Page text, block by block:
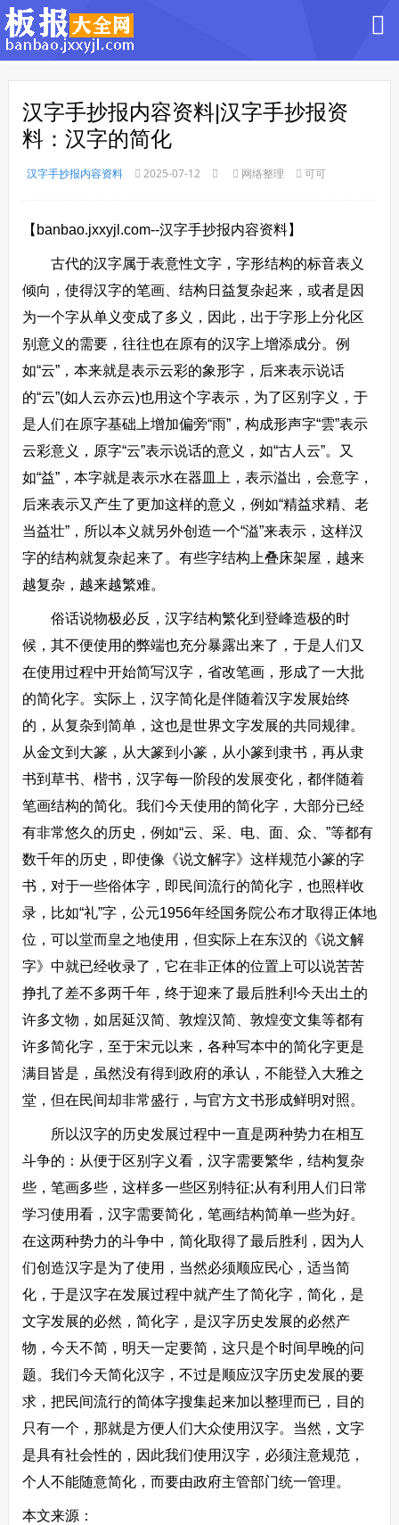
汉字手抄报内容资料|汉字手抄报资
料：汉字的简化
汉字手抄报内容资料 2025-07-12 网络整理 可可
【banbao.jxxyjl.com--汉字手抄报内容资料】
古代的汉字属于表意性文字，字形结构的标音表义
倾向，使得汉字的笔画、结构日益复杂起来，或者是因
为一个字从单义变成了多义，因此，出于字形上分化区
别意义的需要，往往也在原有的汉字上增添成分。例
如“云”，本来就是表示云彩的象形字，后来表示说话
的“云”(如人云亦云)也用这个字表示，为了区别字义，于
是人们在原字基础上增加偏旁“雨”，构成形声字“雲”表示
云彩意义，原字“云”表示说话的意义，如“古人云”。又
如“益”，本字就是表示水在器皿上，表示溢出，会意字，
后来表示又产生了更加这样的意义，例如“精益求精、老
当益壮”，所以本义就另外创造一个“溢”来表示，这样汉
字的结构就复杂起来了。有些字结构上叠床架屋，越来
越复杂，越来越繁难。
俗话说物极必反，汉字结构繁化到登峰造极的时
候，其不便使用的弊端也充分暴露出来了，于是人们又
在使用过程中开始简写汉字，省改笔画，形成了一大批
的简化字。实际上，汉字简化是伴随着汉字发展始终
的，从复杂到简单，这也是世界文字发展的共同规律。
从金文到大篆，从大篆到小篆，从小篆到隶书，再从隶
书到草书、楷书，汉字每一阶段的发展变化，都伴随着
笔画结构的简化。我们今天使用的简化字，大部分已经
有非常悠久的历史，例如“云、采、电、面、众、”等都有
数千年的历史，即使像《说文解字》这样规范小篆的字
书，对于一些俗体字，即民间流行的简化字，也照样收
录，比如“礼”字，公元1956年经国务院公布才取得正体地
位，可以堂而皇之地使用，但实际上在东汉的《说文解
字》中就已经收录了，它在非正体的位置上可以说苦苦
挣扎了差不多两千年，终于迎来了最后胜利!今天出土的
许多文物，如居延汉简、敦煌汉简、敦煌变文集等都有
许多简化字，至于宋元以来，各种写本中的简化字更是
满目皆是，虽然没有得到政府的承认，不能登入大雅之
堂，但在民间却非常盛行，与官方文书形成鲜明对照。
所以汉字的历史发展过程中一直是两种势力在相互
斗争的：从便于区别字义看，汉字需要繁华，结构复杂
些，笔画多些，这样多一些区别特征;从有利用人们日常
学习使用看，汉字需要简化，笔画结构简单一些为好。
在这两种势力的斗争中，简化取得了最后胜利，因为人
们创造汉字是为了使用，当然必须顺应民心，适当简
化，于是汉字在发展过程中就产生了简化字，简化，是
文字发展的必然，简化字，是汉字历史发展的必然产
物，今天不简，明天一定要简，这只是个时间早晚的问
题。我们今天简化汉字，不过是顺应汉字历史发展的要
求，把民间流行的简体字搜集起来加以整理而已，目的
只有一个，那就是方便人们大众使用汉字。当然，文字
是具有社会性的，因此我们使用汉字，必须注意规范，
个人不能随意简化，而要由政府主管部门统一管理。
本文来源：